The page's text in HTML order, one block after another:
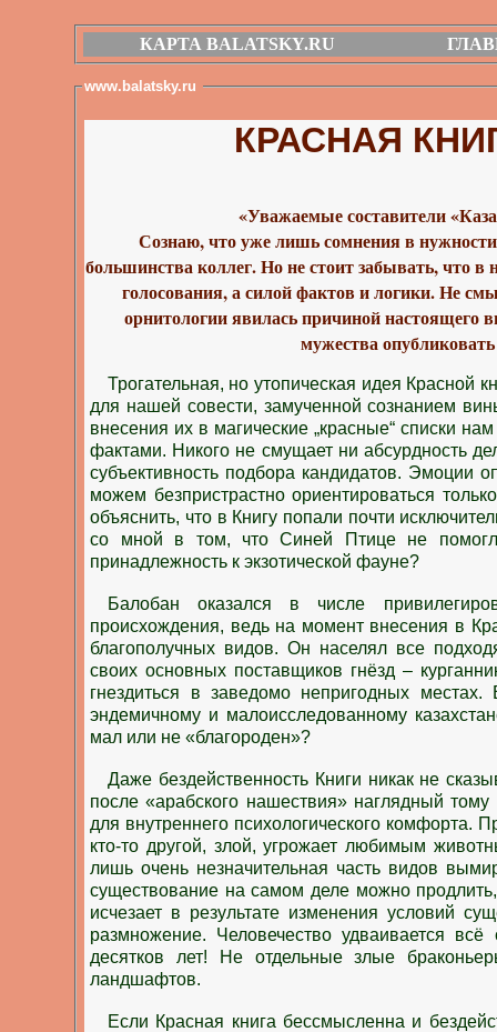
КАРТА BALATSKY.RU
www.balatsky.ru
КРАСНАЯ
«Уважаемые составители
Сознаю, что уже лишь сомнения в
большинства коллег. Но не стоит забывать, что в
голосования, а силой фактов и логики. Не
орнитологии явилась причиной настоящего
мужества
Трогательная, но утопическая идея Красной
для нашей совести, замученной сознанием
внесения их в магические „красные“ списки
фактами. Никого не смущает ни абсурдность
субъективность подбора кандидатов. Эмоции
можем безпристрастно ориентироваться
объяснить, что в Книгу попали почти
со мной в том, что Синей Птице не
принадлежность к экзотической фауне?
Балобан оказался в числе
происхождения, ведь на момент внесения в
благополучных видов. Он населял все
своих основных поставщиков гнёзд –
гнездиться в заведомо непригодных
эндемичному и малоисследованному
мал или не «благороден»?
Даже бездейственность Книги никак не
после «арабского нашествия» наглядный
для внутреннего психологического комфорта.
кто-то другой, злой, угрожает любимым
лишь очень незначительная часть видов
существование на самом деле можно
исчезает в результате изменения условий
размножение. Человечество удваивается
десятков лет! Не отдельные злые
ландшафтов.
Если Красная книга бессмысленна и